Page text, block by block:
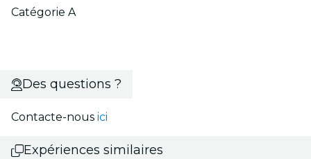
Catégorie A
Des questions ?
Contacte-nous ici
Expériences similaires